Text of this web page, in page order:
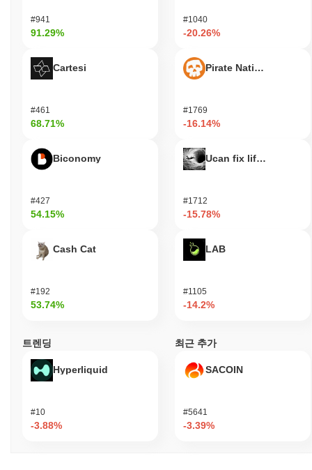
REALX (REALX)는 centralized 암호화폐 거래소에서 널리 이용할
쌍은 24시간 거래량이
이상을 기록했습니다.
지난 24시간 동안 REALX의 거래량은$270.50
감소를 보여줍니다. 이는 거래 활동의 단기적인 감소를 나타냅니
REALX의 가격 범위 기록은 무엇인가요?
역대 최저가(ATL):
REALX는 더 넓은 암호화폐 시장과 비교하여 어떤 성
지난 7일 동안 REALX는 상승하여0.16%
전체 암호화폐 시장을 앞질렀습니다. 이는 더 넓은 시장 모멘텀과
#941
91.29%
Cartesi
#461
68.71%
Biconomy
#427
54.15%
Cash Cat
#192
53.74%
#1040
-20.26%
Pirate Nation Token
#1769
-16.14%
Ucan fix life in1day
#1712
-15.78%
LAB
#1105
-14.2%
트렌딩
Hyperliquid
#10
-3.88%
최근 추가
SACOIN
#5641
-3.39%